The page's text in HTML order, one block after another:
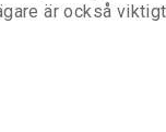
är också